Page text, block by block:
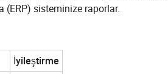
sisteminize raporlar.
İyileştirme